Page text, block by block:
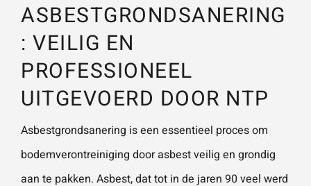
VERSTUUR JE AANVRAAG
Naam*
ASBESTGRONDSANERING
: VEILIG EN
PROFESSIONEEL
UITGEVOERD DOOR NTP
Asbestgrondsanering is een essentieel proces om
bodemverontreiniging door asbest veilig en grondig
aan te pakken. Asbest, dat tot in de jaren 90 veel werd